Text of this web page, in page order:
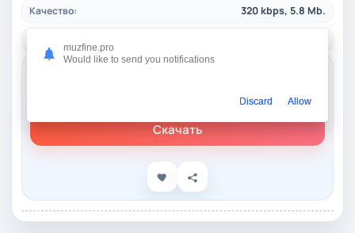
Качество: 320 kbps, 5.8 Mb.
Скачать
muzfine.pro
Would like to send you notifications
Discard Allow